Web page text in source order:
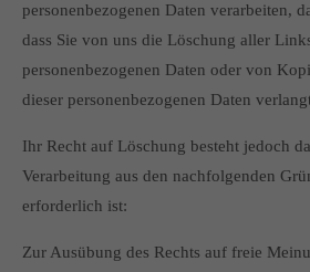
personenbezogenen Daten verarbeiten,
dass Sie von uns die Löschung aller
personenbezogenen Daten oder von
dieser personenbezogenen Daten
Ihr Recht auf Löschung besteht jedoch
Verarbeitung aus den nachfolgenden
erforderlich ist:
Zur Ausübung des Rechts auf freie